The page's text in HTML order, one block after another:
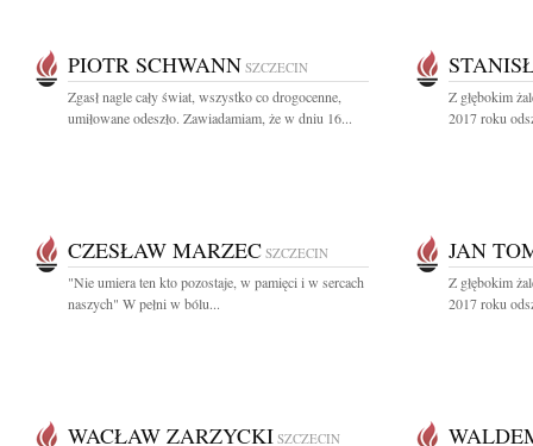
PIOTR SCHWANN SZCZECIN
Zgasł nagle cały świat, wszystko co drogocenne,
umiłowane odeszło. Zawiadamiam, że w dniu 16...
Z głębokim
2017 roku
CZESŁAW MARZEC SZCZECIN
"Nie umiera ten kto pozostaje, w pamięci i w sercach
naszych" W pełni w bólu...
JAN
Z głębokim
2017 roku
WACŁAW ZARZYCKI SZCZECIN